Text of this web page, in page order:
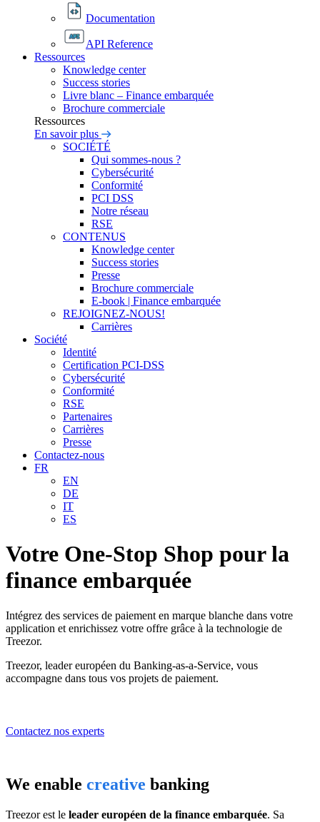
Documentation
API Reference
Ressources
Knowledge center
Success stories
Livre blanc – Finance embarquée
Brochure commerciale
Ressources
En savoir plus
SOCIÉTÉ
Qui sommes-nous ?
Cybersécurité
Conformité
PCI DSS
Notre réseau
RSE
CONTENUS
Knowledge center
Success stories
Presse
Brochure commerciale
E-book | Finance embarquée
REJOIGNEZ-NOUS!
Carrières
Société
Identité
Certification PCI-DSS
Cybersécurité
Conformité
RSE
Partenaires
Carrières
Presse
Contactez-nous
FR
EN
DE
IT
ES
Votre One-Stop Shop pour la
finance embarquée
Intégrez des services de paiement en marque blanche dans votre
application et enrichissez votre offre grâce à la technologie de
Treezor.
Treezor, leader européen du Banking-as-a-Service, vous
accompagne dans tous vos projets de paiement.
Contactez nos experts
We enable creative banking
Treezor est le leader européen de la finance embarquée. Sa